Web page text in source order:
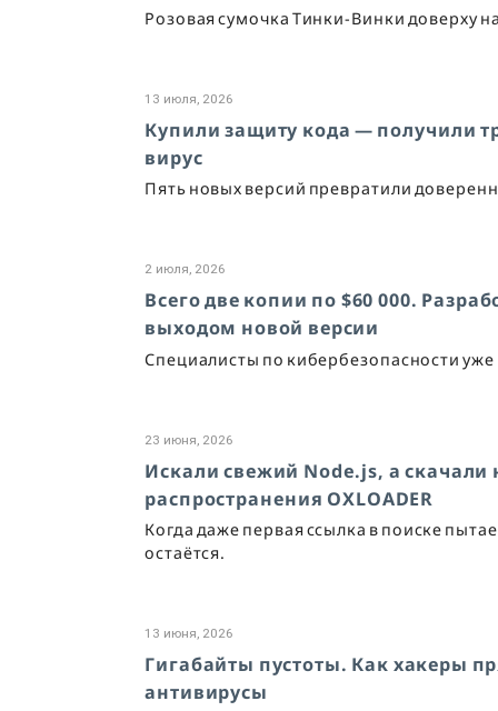
Розовая сумочка Тинки-Винки доверху
13 июля, 2026
Купили защиту кода — получили
вирус
Пять новых версий превратили
2 июля, 2026
Всего две копии по $60 000.
выходом новой версии
Специалисты по кибербезопасности уже
23 июня, 2026
Искали свежий Node.js, а
распространения OXLOADER
Когда даже первая ссылка в поиске
остаётся.
13 июня, 2026
Гигабайты пустоты. Как хакеры
антивирусы